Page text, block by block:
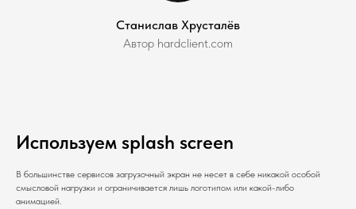
Станислав Хрусталёв
Автор hardclient.com
Используем splash screen
В большинстве сервисов загрузочный экран не несет в себе никакой особой
смысловой нагрузки и ограничивается лишь логотипом или какой-либо
анимацией.